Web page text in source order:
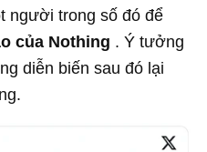
người trong số đó để
của Nothing . Ý tưởng
diễn biến sau đó lại